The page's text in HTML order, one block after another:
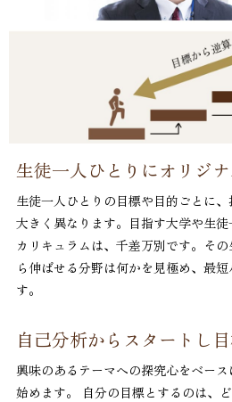
生徒一人ひとりにオリジ
生徒一人ひとりの目標や目的ごとに
大きく異なります。目指す大学や生
カリキュラムは、千差万別です。そ
ら伸ばせる分野は何かを見極め、最
す。
自己分析からスタートし
興味のあるテーマへの探究心をベー
始めます。 自分の目標とするのは、